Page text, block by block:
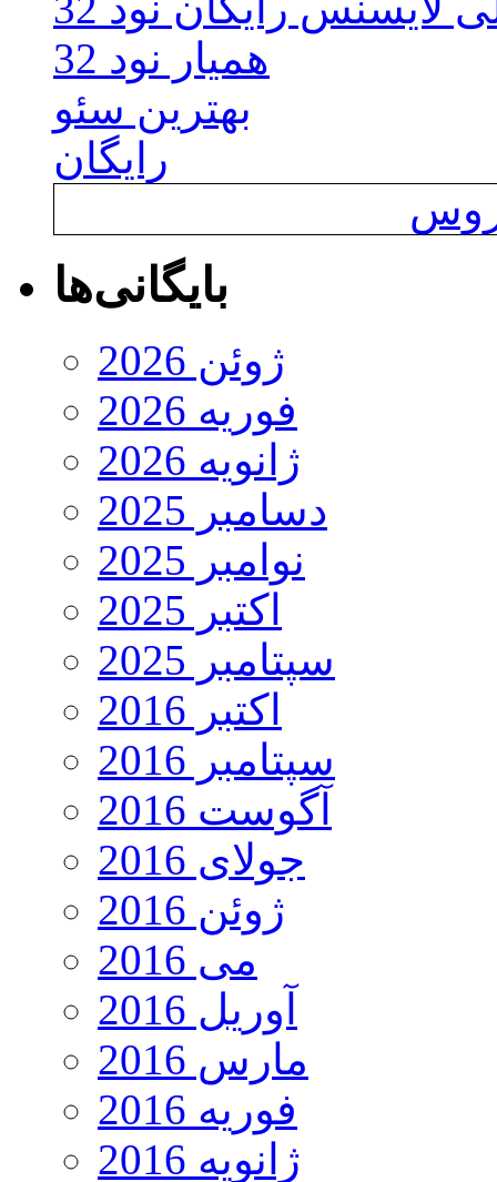
همیار نود 32
بهترین سئو
رایگان
بایگانی‌ها
ژوئن 2026
فوریه 2026
ژانویه 2026
دسامبر 2025
نوامبر 2025
اکتبر 2025
سپتامبر 2025
اکتبر 2016
سپتامبر 2016
آگوست 2016
جولای 2016
ژوئن 2016
می 2016
آوریل 2016
مارس 2016
فوریه 2016
ژانویه 2016